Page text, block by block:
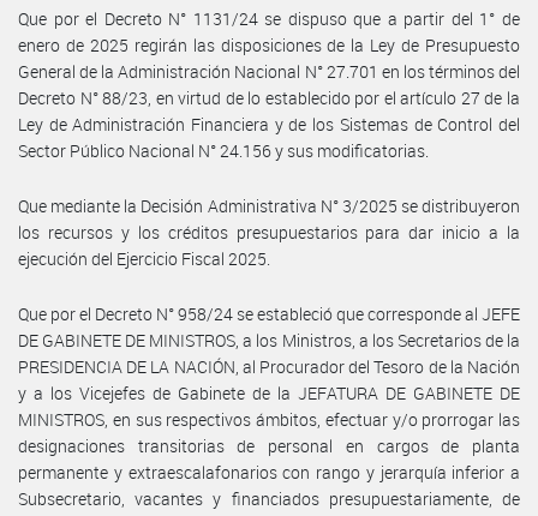
Que por el Decreto N° 1131/24 se dispuso que a partir del 1° de
enero de 2025 regirán las disposiciones de la Ley de Presupuesto
General de la Administración Nacional N° 27.701 en los términos del
Decreto N° 88/23, en virtud de lo establecido por el artículo 27 de la
Ley de Administración Financiera y de los Sistemas de Control del
Sector Público Nacional N° 24.156 y sus modificatorias.
Que mediante la Decisión Administrativa N° 3/2025 se distribuyeron
los recursos y los créditos presupuestarios para dar inicio a la
ejecución del Ejercicio Fiscal 2025.
Que por el Decreto N° 958/24 se estableció que corresponde al JEFE
DE GABINETE DE MINISTROS, a los Ministros, a los Secretarios de la
PRESIDENCIA DE LA NACIÓN, al Procurador del Tesoro de la Nación
y a los Vicejefes de Gabinete de la JEFATURA DE GABINETE DE
MINISTROS, en sus respectivos ámbitos, efectuar y/o prorrogar las
designaciones transitorias de personal en cargos de planta
permanente y extraescalafonarios con rango y jerarquía inferior a
Subsecretario, vacantes y financiados presupuestariamente, de